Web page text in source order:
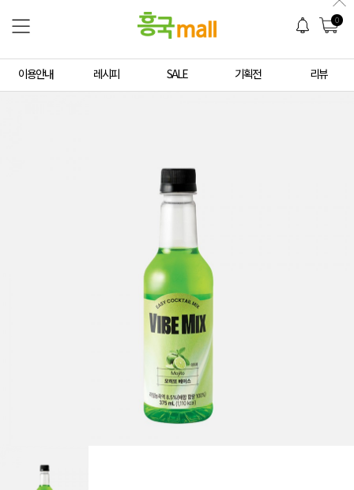
0
이용안내 레시피 SALE 기획전 리뷰